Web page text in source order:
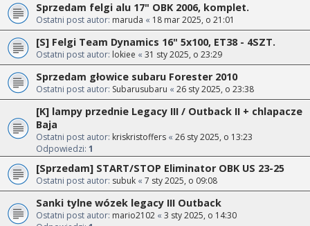
Sprzedam felgi alu 17" OBK 2006, komplet.
Ostatni post autor: maruda « 18 mar 2025, o 21:01
[S] Felgi Team Dynamics 16" 5x100, ET38 - 4SZT.
Ostatni post autor: lokiee « 31 sty 2025, o 23:29
Sprzedam głowice subaru Forester 2010
Ostatni post autor: Subarusubaru « 26 sty 2025, o 23:38
[K] lampy przednie Legacy III / Outback II + chlapacze
Baja
Ostatni post autor: kriskristoffers « 26 sty 2025, o 13:23
Odpowiedzi: 1
[Sprzedam] START/STOP Eliminator OBK US 23-25
Ostatni post autor: subuk « 7 sty 2025, o 09:08
Sanki tylne wózek legacy III Outback
Ostatni post autor: mario2102 « 3 sty 2025, o 14:30